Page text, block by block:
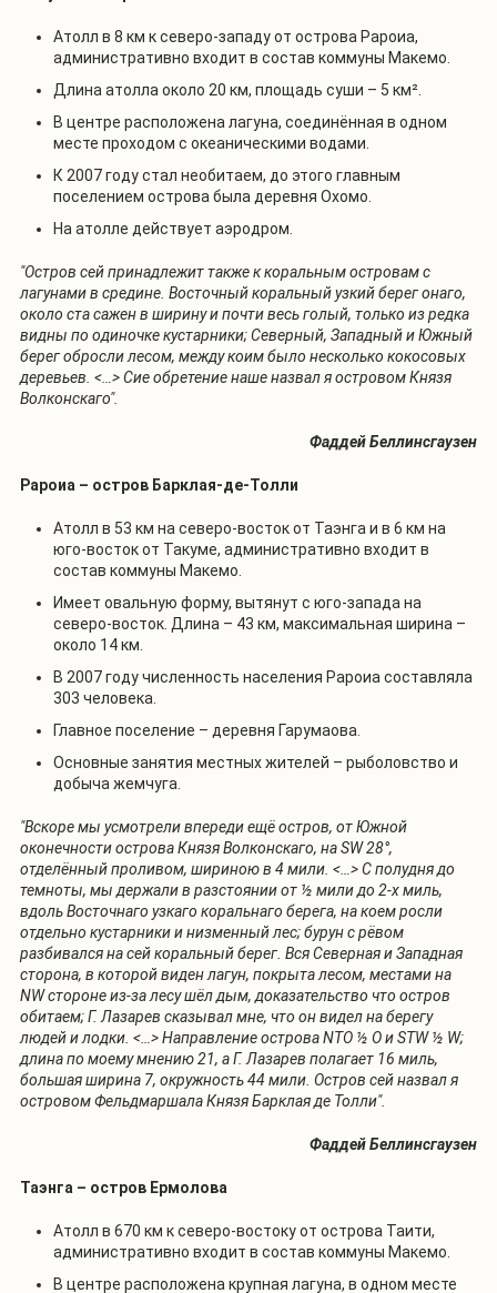
Атолл в 8 км к северо-западу от острова Рароиа,
административно входит в состав коммуны Макемо.
Длина атолла около 20 км, площадь суши – 5 км².
В центре расположена лагуна, соединённая в одном
месте проходом с океаническими водами.
К 2007 году стал необитаем, до этого главным
поселением острова была деревня Охомо.
На атолле действует аэродром.
"Остров сей принадлежит также к коральным островам с
лагунами в средине. Восточный коральный узкий берег онаго,
около ста сажен в ширину и почти весь голый, только из редка
видны по одиночке кустарники; Северный, Западный и Южный
берег обросли лесом, между коим было несколько кокосовых
деревьев. <…> Сие обретение наше назвал я островом Князя
Волконскаго".
Фаддей Беллинсгаузен
Рароиа – остров Барклая-де-Толли
Атолл в 53 км на северо-восток от Таэнга и в 6 км на
юго-восток от Такуме, административно входит в
состав коммуны Макемо.
Имеет овальную форму, вытянут с юго-запада на
северо-восток. Длина – 43 км, максимальная ширина –
около 14 км.
В 2007 году численность населения Рароиа составляла
303 человека.
Главное поселение – деревня Гарумаова.
Основные занятия местных жителей – рыболовство и
добыча жемчуга.
"Вскоре мы усмотрели впереди ещё остров, от Южной
оконечности острова Князя Волконскаго, на SW 28°,
отделённый проливом, шириною в 4 мили. <…> С полудня до
темноты, мы держали в разстоянии от ½ мили до 2-х миль,
вдоль Восточнаго узкаго коральнаго берега, на коем росли
отдельно кустарники и низменный лес; бурун с рёвом
разбивался на сей коральный берег. Вся Северная и Западная
сторона, в которой виден лагун, покрыта лесом, местами на
NW стороне из-за лесу шёл дым, доказательство что остров
обитаем; Г. Лазарев сказывал мне, что он видел на берегу
людей и лодки. <…> Направление острова NTO ½ O и STW ½ W;
длина по моему мнению 21, а Г. Лазарев полагает 16 миль,
большая ширина 7, окружность 44 мили. Остров сей назвал я
островом Фельдмаршала Князя Барклая де Толли".
Фаддей Беллинсгаузен
Таэнга – остров Ермолова
Атолл в 670 км к северо-востоку от острова Таити,
административно входит в состав коммуны Макемо.
В центре расположена крупная лагуна, в одном месте